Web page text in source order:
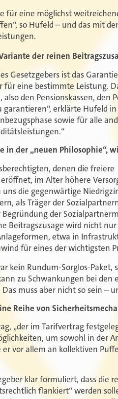
für eine möglichst
so Hufeld – und das mit
der reinen
Gesetzgebers ist das
eine bestimmte Leistung.
den Pensionskassen, den
erklärte Hufeld
sowie für alle
in der „neuen Philosophie“,
denen die freiere
im Alter höhere
die gegenwärtige
als Träger der
der
Beitragszusage wird nicht
etwa in
für eines der wichtigsten
kein Rundum-Sorglos-Paket,
zu Schwankungen bei den
muss aber nicht so sein –
Reihe von
„der im Tarifvertrag
um sowohl in der
er vor allem an kollektiven
klar formuliert, dass die
flankiert“ werden